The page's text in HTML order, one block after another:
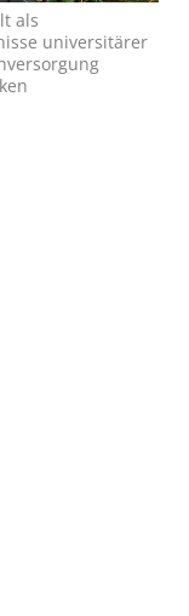
als
universitärer